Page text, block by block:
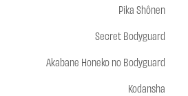
Pika Shônen
Secret Bodyguard
Akabane Honeko no Bodyguard
Kodansha